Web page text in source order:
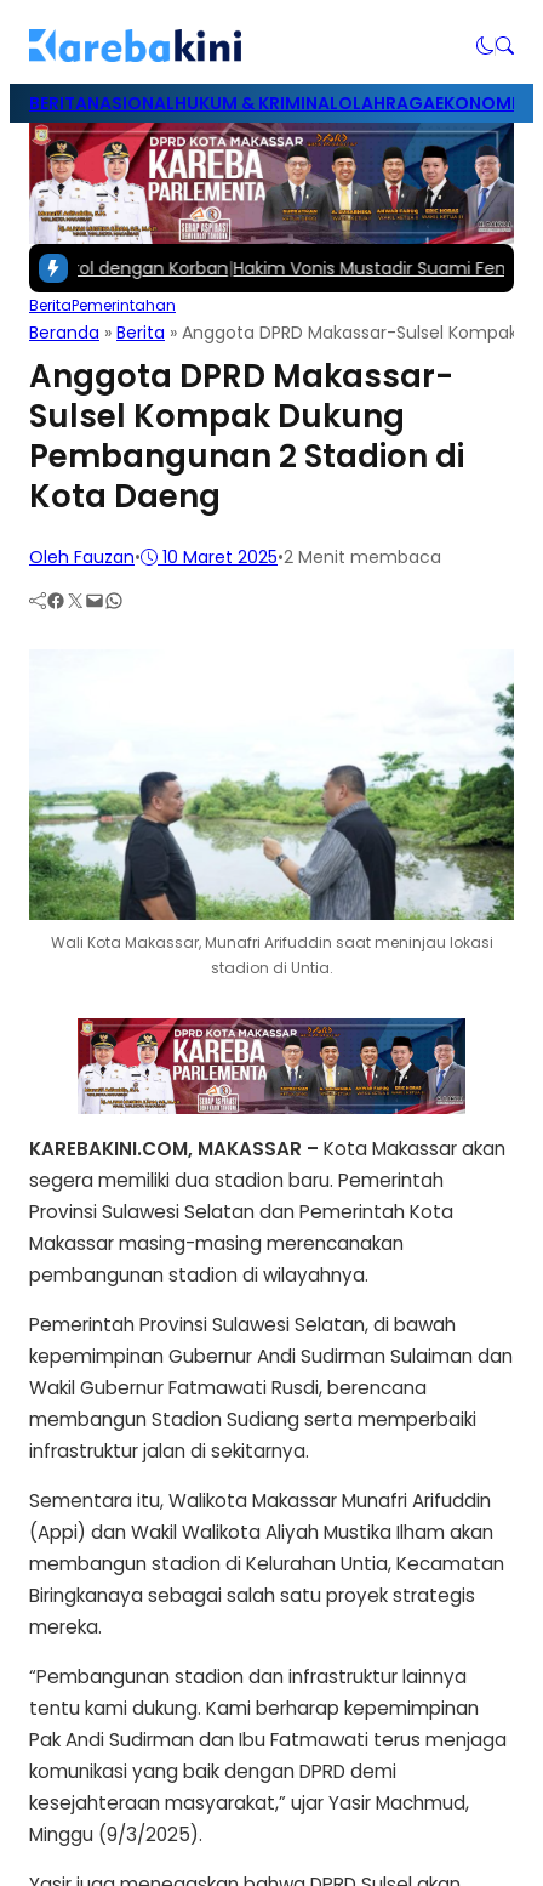
BERITANASIONALHUKUM & KRIMINALOLAHRAGAEKONOMI &
dengan Korban|Hakim Vonis Mustadir Suami Fenny Frans
BeritaPemerintahan
Beranda » Berita » Anggota DPRD Makassar-Sulsel Kompak
Anggota DPRD Makassar-
Sulsel Kompak Dukung
Pembangunan 2 Stadion di
Kota Daeng
Oleh Fauzan• 10 Maret 2025•2 Menit membaca
Facebook Twitter Mail WhatsApp
Wali Kota Makassar, Munafri Arifuddin saat meninjau lokasi
stadion di Untia.
KAREBAKINI.COM, MAKASSAR – Kota Makassar akan
segera memiliki dua stadion baru. Pemerintah
Provinsi Sulawesi Selatan dan Pemerintah Kota
Makassar masing-masing merencanakan
pembangunan stadion di wilayahnya.
Pemerintah Provinsi Sulawesi Selatan, di bawah
kepemimpinan Gubernur Andi Sudirman Sulaiman dan
Wakil Gubernur Fatmawati Rusdi, berencana
membangun Stadion Sudiang serta memperbaiki
infrastruktur jalan di sekitarnya.
Sementara itu, Walikota Makassar Munafri Arifuddin
(Appi) dan Wakil Walikota Aliyah Mustika Ilham akan
membangun stadion di Kelurahan Untia, Kecamatan
Biringkanaya sebagai salah satu proyek strategis
mereka.
“Pembangunan stadion dan infrastruktur lainnya
tentu kami dukung. Kami berharap kepemimpinan
Pak Andi Sudirman dan Ibu Fatmawati terus menjaga
komunikasi yang baik dengan DPRD demi
kesejahteraan masyarakat,” ujar Yasir Machmud,
Minggu (9/3/2025).